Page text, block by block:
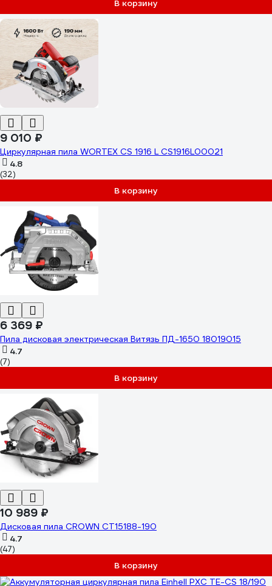
В корзину
9 010 ₽
Циркулярная пила WORTEX CS 1916 L CS1916L00021
4.8
(32)
В корзину
6 369 ₽
Пила дисковая электрическая Витязь ПД-1650 18019015
4.7
(7)
В корзину
10 989 ₽
Дисковая пила CROWN CT15188-190
4.7
(47)
В корзину